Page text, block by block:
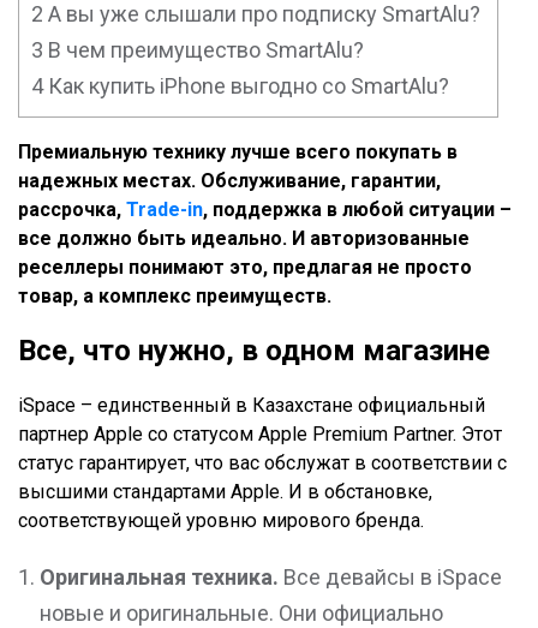
2 А вы уже слышали про подписку SmartAlu?
3 В чем преимущество SmartAlu?
4Как купить iPhone выгодно со SmartAlu?
Премиальную технику лучше всего покупать в
надежных местах. Обслуживание, гарантии,
рассрочка, Trade-in, поддержка в любой ситуации –
все должно быть идеально. И авторизованные
реселлеры понимают это, предлагая не просто
товар, а комплекс преимуществ.
Все, что нужно, в одном магазине
iSpace – единственный в Казахстане официальный
партнер Apple со статусом Apple Premium Partner. Этот
статус гарантирует, что вас обслужат в соответствии с
высшими стандартами Apple. И в обстановке,
соответствующей уровню мирового бренда.
Оригинальная техника. Все девайсы в iSpace
новые и оригинальные. Они официально